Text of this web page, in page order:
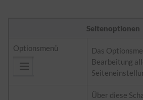
Seitenoptionen
Optionsmenü
Das
Bearbeitung
Über diese